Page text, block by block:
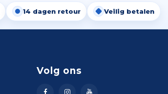
14 dagen retour Veilig betalen
Volg ons